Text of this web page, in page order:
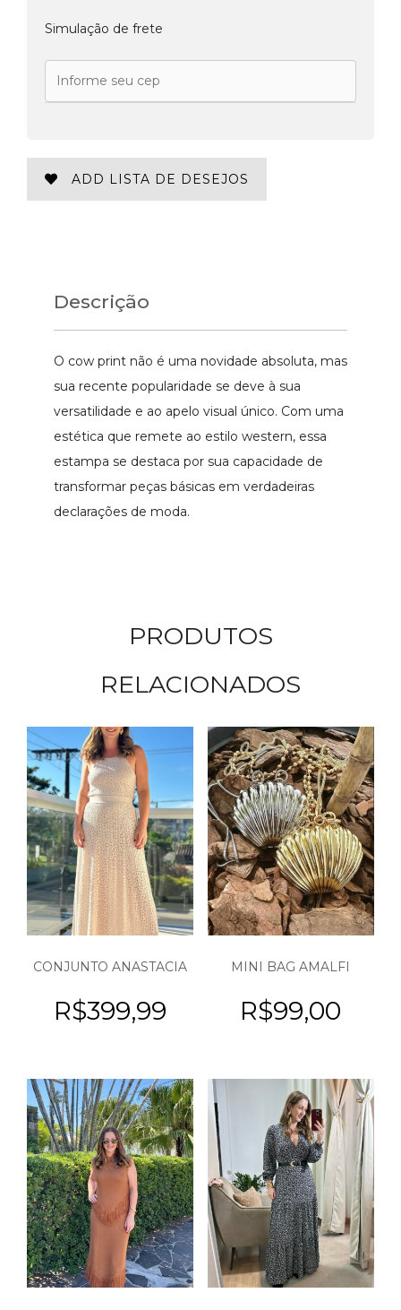
Simulação de frete
ADD LISTA DE DESEJOS
Descrição
O cow print não é uma novidade absoluta, mas
sua recente popularidade se deve à sua
versatilidade e ao apelo visual único. Com uma
estética que remete ao estilo western, essa
estampa se destaca por sua capacidade de
transformar peças básicas em verdadeiras
declarações de moda.
PRODUTOS
RELACIONADOS
CONJUNTO ANASTACIA
R$399,99
MINI BAG AMALFI
R$99,00